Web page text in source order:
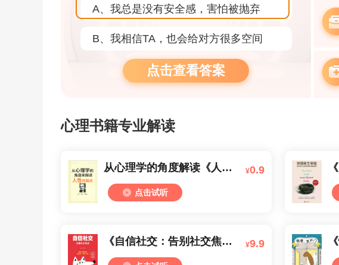
A、我总是没有安全感，害怕被抛弃
B、我相信TA，也会给对方很多空间
点击查看答案
心理书籍专业解读
从心理学的角度解读《人性的弱点》 ¥0.9
点击试听
《自信社交：告别社交焦虑》解读 ¥9.9